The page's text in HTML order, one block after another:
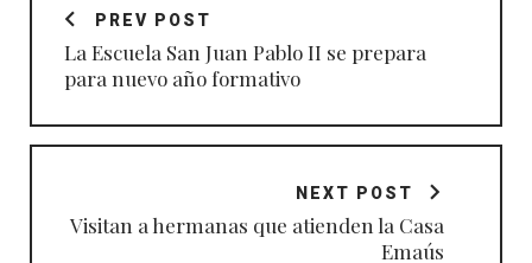
entradasPREV POST
La Escuela San Juan Pablo II se prepara
para nuevo año formativo
NEXT POST
Visitan a hermanas que atienden la Casa
Emaús